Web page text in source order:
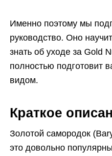
Именно поэтому мы
руководство. Оно
знать об уходе за Gold
полностью подготовит
видом.
Краткое
Золотой самородок
это довольно